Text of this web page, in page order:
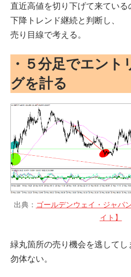
直近高値を切り下げて来ている
下降トレンド継続と判断し、
売り目線で考える。
・５分足でエント
グを計る
出典： ゴールデンウェイ・ジャパ
イト】
緑丸箇所の売り機会を逃してし
勿体ない。